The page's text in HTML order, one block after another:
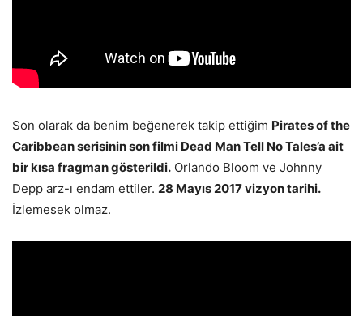
Son olarak da benim beğenerek takip ettiğim Pirates of the
Caribbean serisinin son filmi Dead Man Tell No Tales’a ait
bir kısa fragman gösterildi. Orlando Bloom ve Johnny
Depp arz-ı endam ettiler. 28 Mayıs 2017 vizyon tarihi.
İzlemesek olmaz.